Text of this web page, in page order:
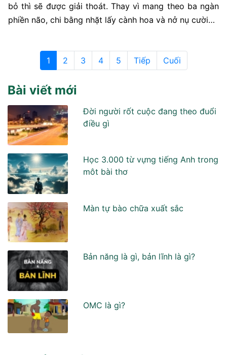
bỏ thì sẽ được giải thoát. Thay vì mang theo ba ngàn
phiền não, chi bằng nhặt lấy cành hoa và nở nụ cười…
1 2 3 4 5 Tiếp Cuối
Bài viết mới
Đời người rốt cuộc đang theo đuổi
điều gì
Học 3.000 từ vựng tiếng Anh trong
môt bài thơ
Màn tự bào chữa xuất sắc
Bản năng là gì, bản lĩnh là gì?
OMC là gì?